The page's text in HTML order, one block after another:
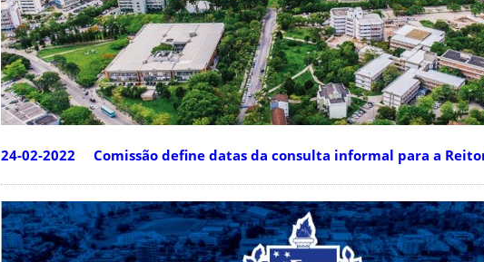
24-02-2022 Comissão define datas da consulta informal para a